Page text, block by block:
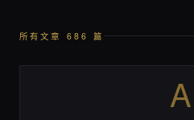
所有文章 686 篇
A